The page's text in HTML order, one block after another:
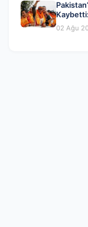
Ayrıldı
02 Ağu